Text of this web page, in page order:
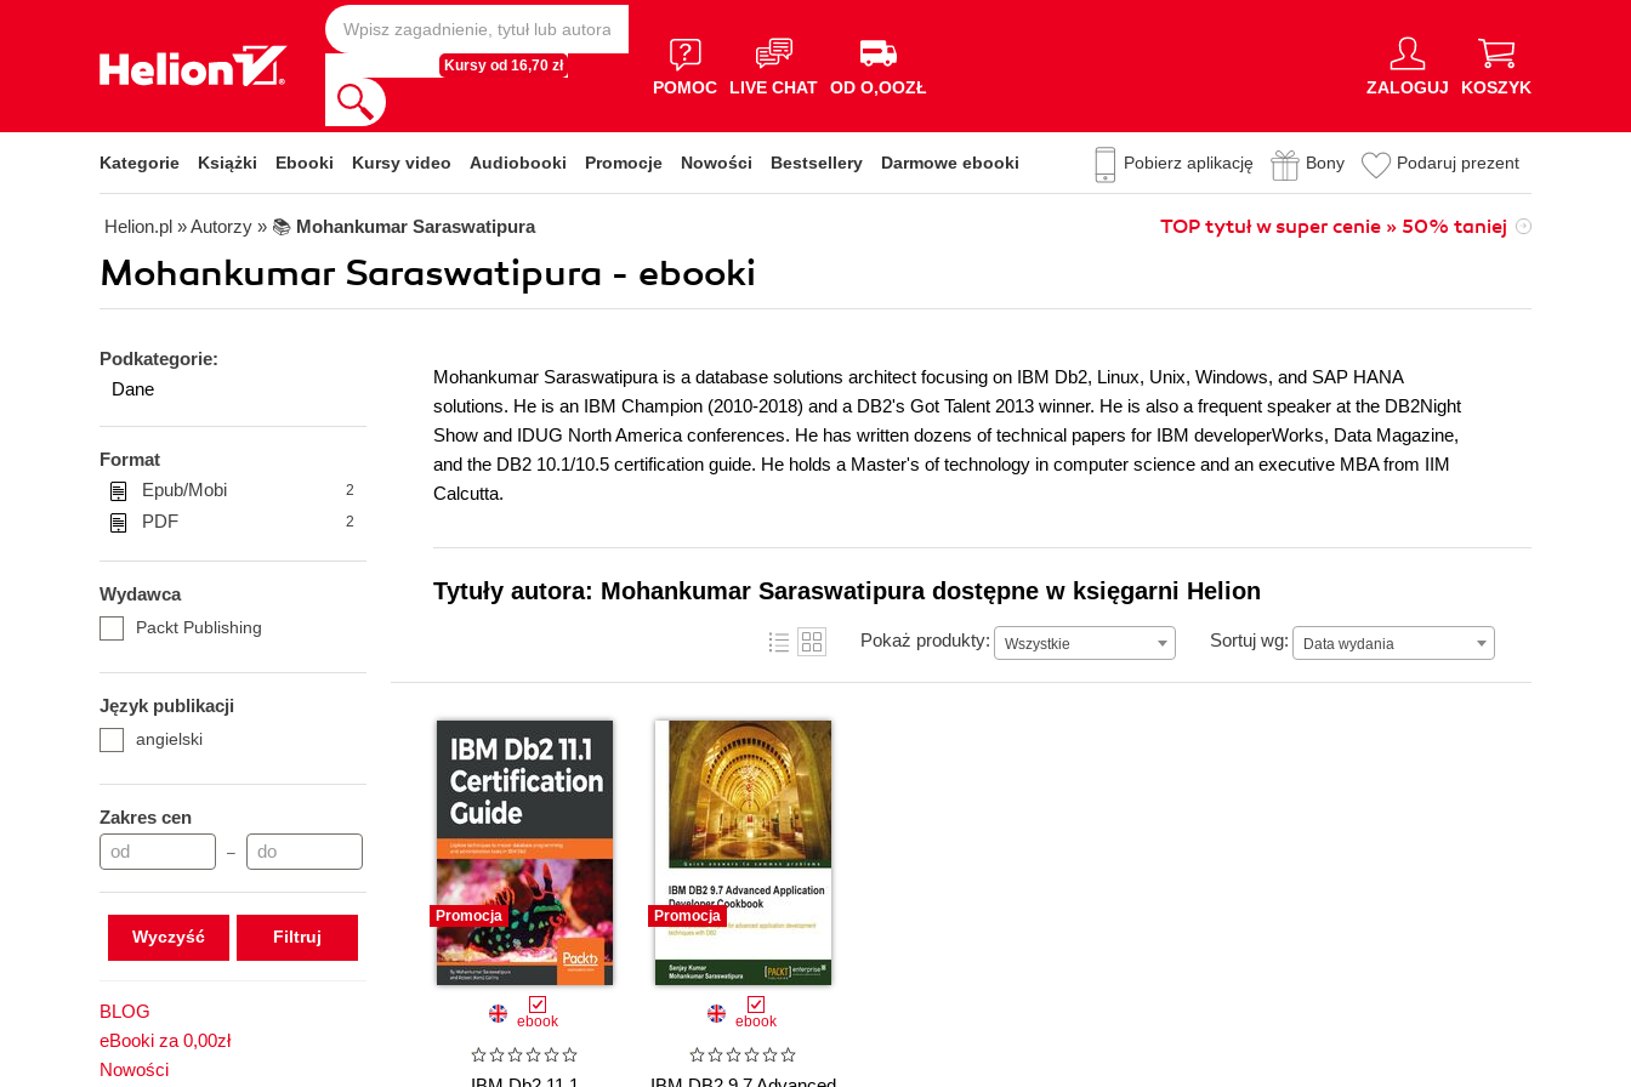
Kursy od 16,70 zł
POMOC LIVE CHAT OD O,OOZŁ ZALOGUJ KOSZYK
Kategorie Książki Ebooki Kursy video Audiobooki Promocje Nowości Bestsellery Darmowe ebooki Pobierz aplikację Bony Podaruj prezent
Helion.pl » Autorzy » 📚 Mohankumar Saraswatipura TOP tytuł w super cenie » 50% taniej
Mohankumar Saraswatipura - ebooki
Podkategorie:
Dane
Format
Epub/Mobi
2
PDF 2
Wydawca
Packt Publishing
Język publikacji
angielski
Zakres cen
–
Wyczyść
BLOG
eBooki za 0,00zł
Nowości
Mohankumar Saraswatipura is a database solutions architect focusing on IBM Db2, Linux, Unix, Windows, and SAP HANA
solutions. He is an IBM Champion (2010-2018) and a DB2's Got Talent 2013 winner. He is also a frequent speaker at the DB2Night
Show and IDUG North America conferences. He has written dozens of technical papers for IBM developerWorks, Data Magazine,
and the DB2 10.1/10.5 certification guide. He holds a Master's of technology in computer science and an executive MBA from IIM
Calcutta.
Tytuły autora: Mohankumar Saraswatipura dostępne w księgarni Helion
Pokaż produkty: Wszystkie Sortuj wg: Data wydania
Data wydania
Promocja
ebook
Promocja
ebook